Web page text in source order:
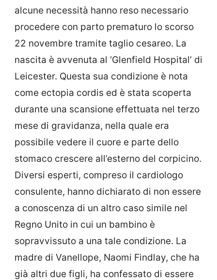
alcune necessità hanno reso necessario
procedere con parto prematuro lo scorso
22 novembre tramite taglio cesareo. La
nascita è avvenuta al ‘Glenfield Hospital’ di
Leicester. Questa sua condizione è nota
come ectopia cordis ed è stata scoperta
durante una scansione effettuata nel terzo
mese di gravidanza, nella quale era
possibile vedere il cuore e parte dello
stomaco crescere all’esterno del corpicino.
Diversi esperti, compreso il cardiologo
consulente, hanno dichiarato di non essere
a conoscenza di un altro caso simile nel
Regno Unito in cui un bambino è
sopravvissuto a una tale condizione. La
madre di Vanellope, Naomi Findlay, che ha
già altri due figli, ha confessato di essere